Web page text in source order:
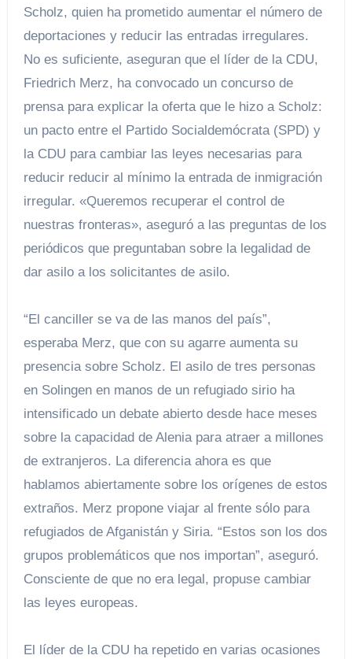
Scholz, quien ha prometido aumentar el número de
deportaciones y reducir las entradas irregulares.
No es suficiente, aseguran que el líder de la CDU,
Friedrich Merz, ha convocado un concurso de
prensa para explicar la oferta que le hizo a Scholz:
un pacto entre el Partido Socialdemócrata (SPD) y
la CDU para cambiar las leyes necesarias para
reducir reducir al mínimo la entrada de inmigración
irregular. «Queremos recuperar el control de
nuestras fronteras», aseguró a las preguntas de los
periódicos que preguntaban sobre la legalidad de
dar asilo a los solicitantes de asilo.
“El canciller se va de las manos del país”,
esperaba Merz, que con su agarre aumenta su
presencia sobre Scholz. El asilo de tres personas
en Solingen en manos de un refugiado sirio ha
intensificado un debate abierto desde hace meses
sobre la capacidad de Alenia para atraer a millones
de extranjeros. La diferencia ahora es que
hablamos abiertamente sobre los orígenes de estos
extraños. Merz propone viajar al frente sólo para
refugiados de Afganistán y Siria. “Estos son los dos
grupos problemáticos que nos importan”, aseguró.
Consciente de que no era legal, propuse cambiar
las leyes europeas.
El líder de la CDU ha repetido en varias ocasiones